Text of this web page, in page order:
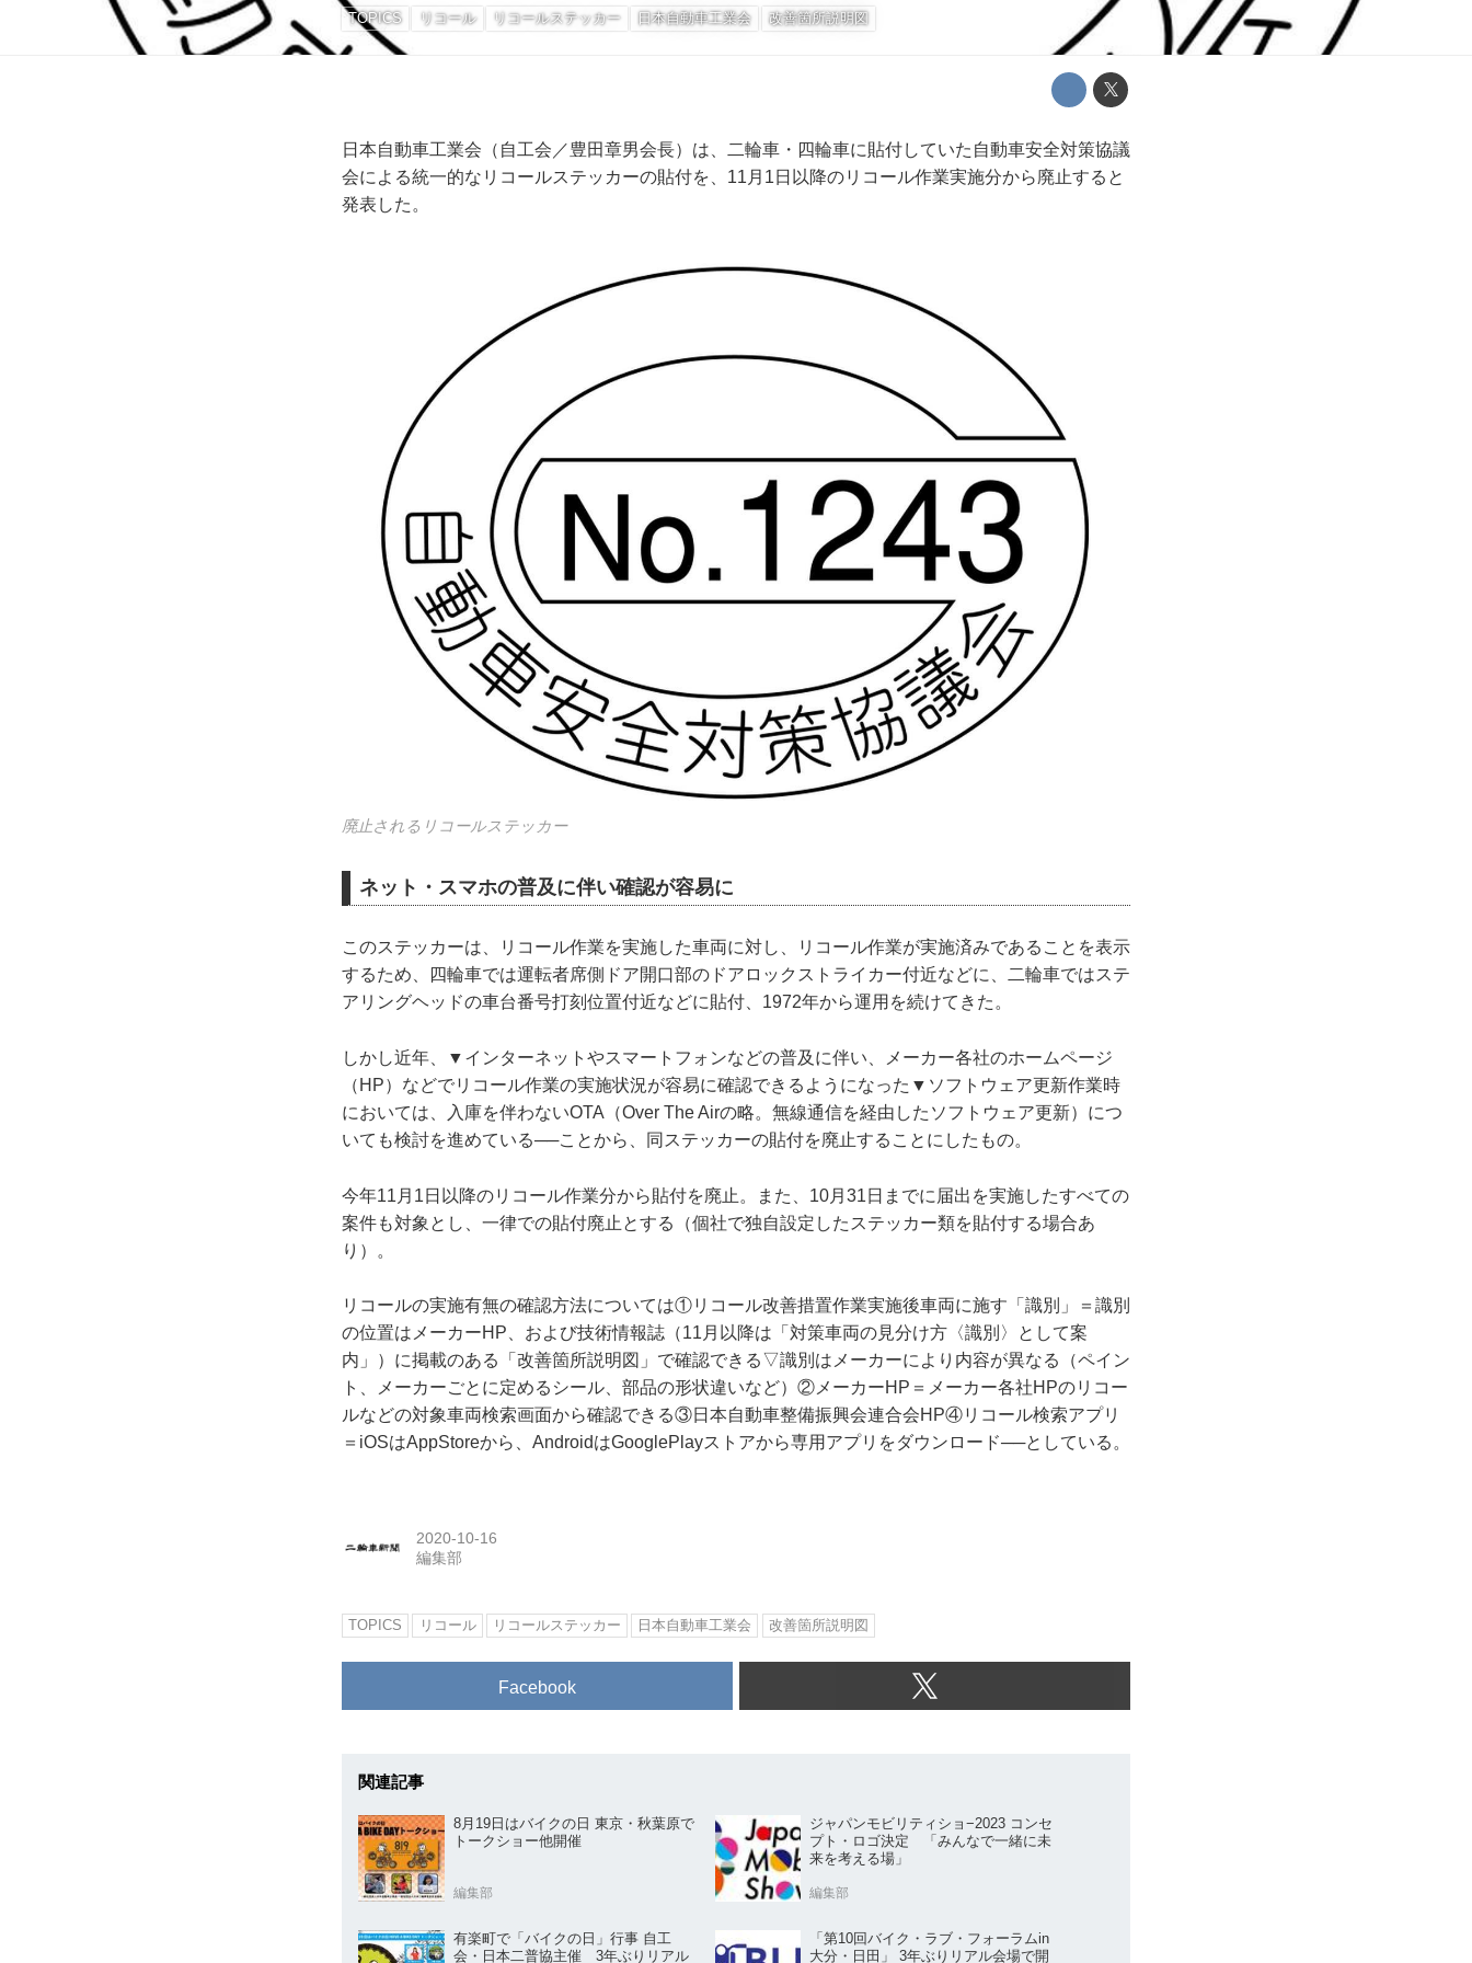
TOPICS リコール リコールステッカー 日本自動車工業会 改善箇所説明図
日本自動車工業会（自工会／豊田章男会長）は、二輪車・四輪車に貼付していた自動車安全対策協議
会による統一的なリコールステッカーの貼付を、11月1日以降のリコール作業実施分から廃止すると
発表した。
廃止されるリコールステッカー
ネット・スマホの普及に伴い確認が容易に
このステッカーは、リコール作業を実施した車両に対し、リコール作業が実施済みであることを表示
するため、四輪車では運転者席側ドア開口部のドアロックストライカー付近などに、二輪車ではステ
アリングヘッドの車台番号打刻位置付近などに貼付、1972年から運用を続けてきた。
しかし近年、▼インターネットやスマートフォンなどの普及に伴い、メーカー各社のホームページ
（HP）などでリコール作業の実施状況が容易に確認できるようになった▼ソフトウェア更新作業時
においては、入庫を伴わないOTA（Over The Airの略。無線通信を経由したソフトウェア更新）につ
いても検討を進めている──ことから、同ステッカーの貼付を廃止することにしたもの。
今年11月1日以降のリコール作業分から貼付を廃止。また、10月31日までに届出を実施したすべての
案件も対象とし、一律での貼付廃止とする（個社で独自設定したステッカー類を貼付する場合あ
り）。
リコールの実施有無の確認方法については①リコール改善措置作業実施後車両に施す「識別」＝識別
の位置はメーカーHP、および技術情報誌（11月以降は「対策車両の見分け方〈識別〉として案
内」）に掲載のある「改善箇所説明図」で確認できる▽識別はメーカーにより内容が異なる（ペイン
ト、メーカーごとに定めるシール、部品の形状違いなど）②メーカーHP＝メーカー各社HPのリコー
ルなどの対象車両検索画面から確認できる③日本自動車整備振興会連合会HP④リコール検索アプリ
＝iOSはAppStoreから、AndroidはGooglePlayストアから専用アプリをダウンロード──としている。
2020-10-16
編集部
TOPICS リコール リコールステッカー 日本自動車工業会 改善箇所説明図
Facebook
関連記事
8月19日はバイクの日 東京・秋葉原で
トークショー他開催
編集部
ジャパンモビリティショ−2023 コンセ
プト・ロゴ決定 「みんなで一緒に未
来を考える場」
編集部
有楽町で「バイクの日」行事 自工
会・日本二普協主催 3年ぶりリアル
「第10回バイク・ラブ・フォーラムin
大分・日田」 3年ぶりリアル会場で開